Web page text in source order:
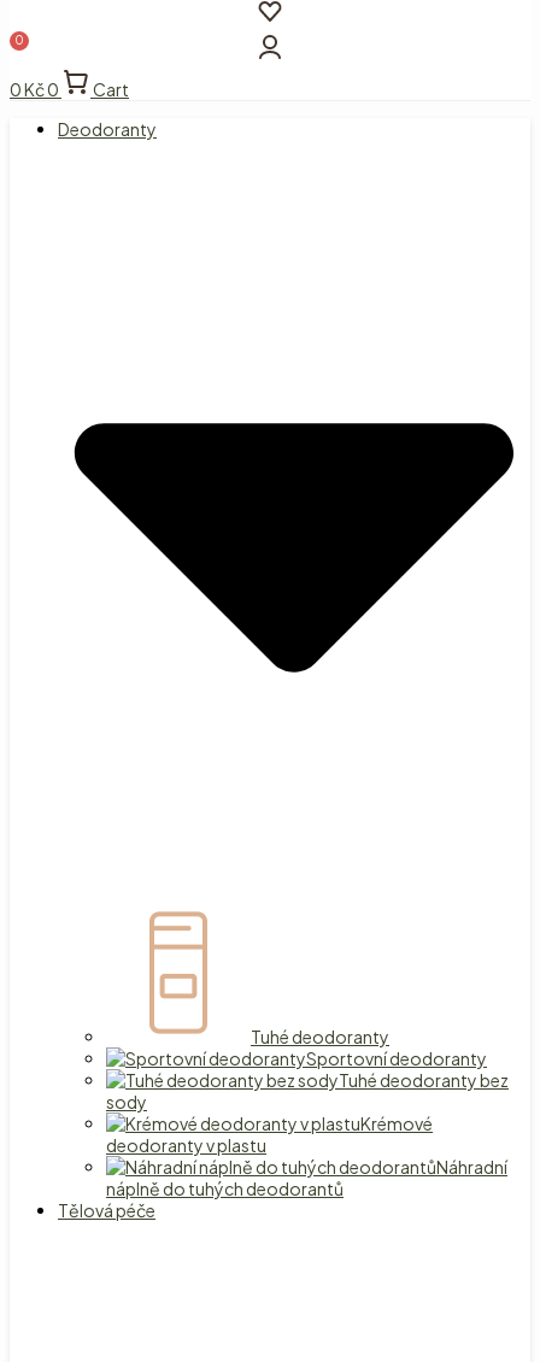
0Kč0
Cart
Deodoranty
Tuhé deodoranty
Sportovní deodoranty
Tuhé deodoranty bez
sody
Krémové
deodoranty v plastu
Náhradní
náplně do tuhých deodorantů
Tělová péče